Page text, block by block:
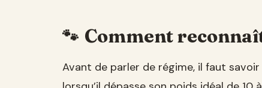
Comment
Avant de parler de régime, il faut